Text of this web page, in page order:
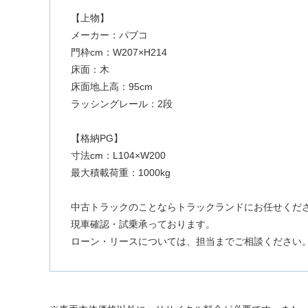
【上物】
メーカー：パブコ
門枠cm：W207×H214
床面：木
床面地上高：95cm
ラッシングレール：2段
【格納PG】
寸法cm：L104×W200
最大積載荷重：1000kg
中古トラックのことならトラックランドにお任せくだ
現車確認・試乗承っております。
ローン・リースについては、担当までご相談ください。